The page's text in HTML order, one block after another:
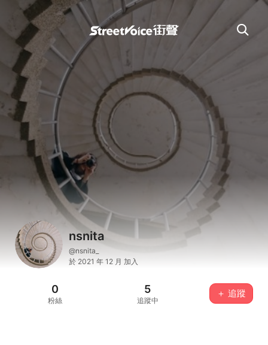
nsnita
@nsnita_
於 2021 年 12 月 加入
0
粉絲
5
追蹤中
＋ 追蹤